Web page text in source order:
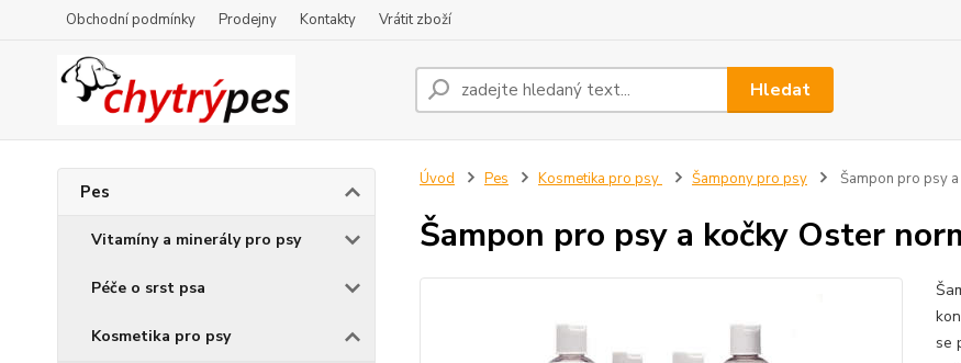
Obchodní podmínky Prodejny Kontakty Vrátit zboží
Hledat
Pes
Vitamíny a minerály pro psy
Péče o srst psa
Kosmetika pro psy
Úvod Pes Kosmetika pro psy Šampony pro psy Šampon pro psy
Šampon pro psy a kočky Oster
se